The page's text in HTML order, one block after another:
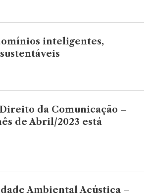
inteligentes,
da Comunicação –
de Abril/2023 está
Ambiental Acústica –